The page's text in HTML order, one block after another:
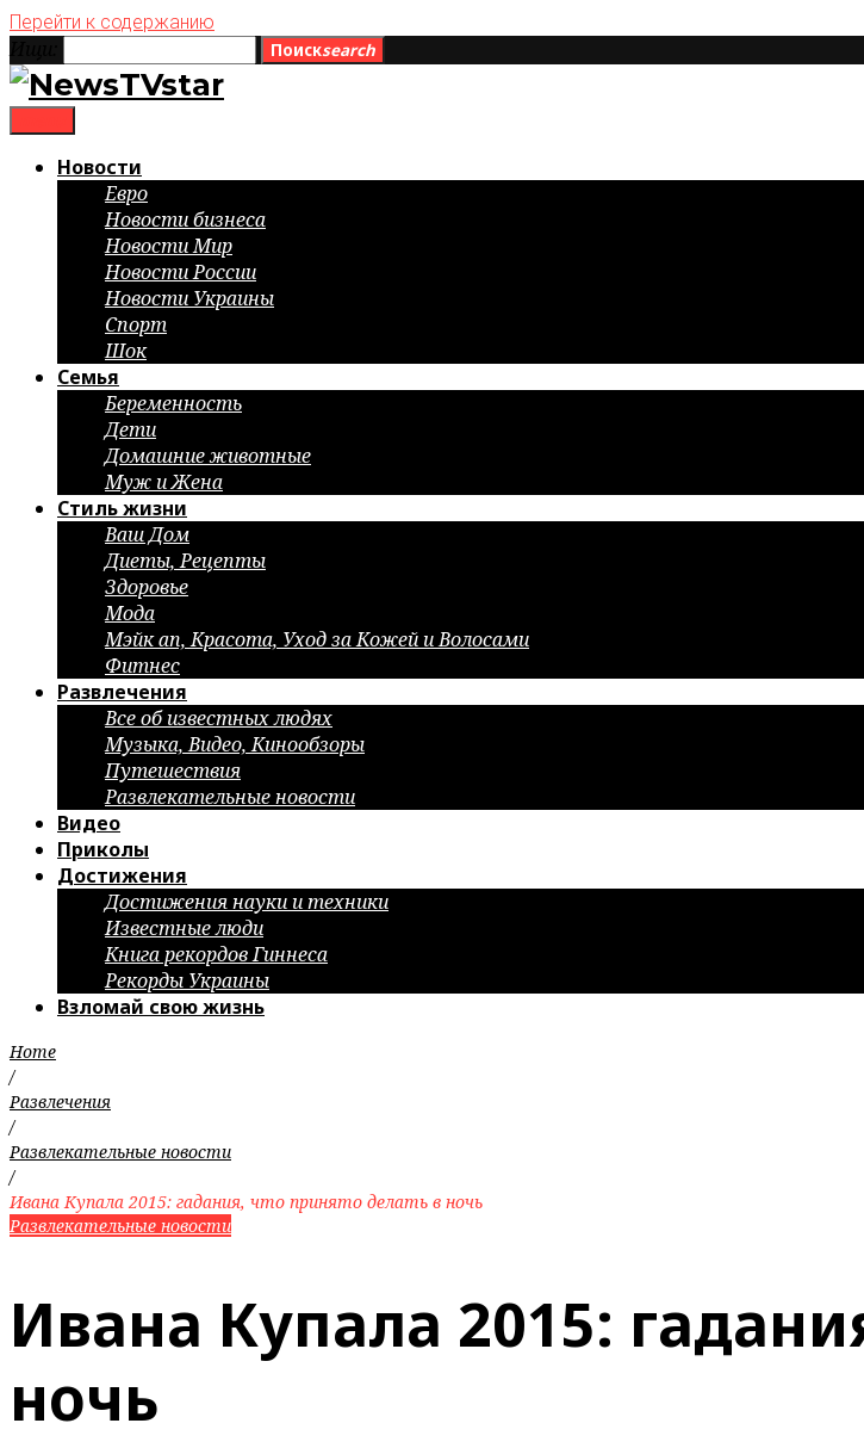
Перейти к содержанию
Поискsearch
Новости
Евро
Новости бизнеса
Новости Мир
Новости России
Новости Украины
Спорт
Шок
Семья
Беременность
Дети
Домашние животные
Муж и Жена
Стиль жизни
Ваш Дом
Диеты, Рецепты
Здоровье
Мода
Мэйк ап, Красота, Уход за Кожей и Волосами
Фитнес
Развлечения
Все об известных людях
Музыка, Видео, Кинообзоры
Путешествия
Развлекательные новости
Видео
Приколы
Достижения
Достижения науки и техники
Известные люди
Книга рекордов Гиннеса
Рекорды Украины
Взломай свою жизнь
Home
/
Развлечения
/
Развлекательные новости
/
Ивана Купала 2015: гадания, что принято делать в ночь
Развлекательные новости
Ивана Купала 2015:
ночь